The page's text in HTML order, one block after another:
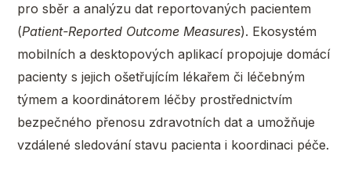
pro sběr a analýzu dat reportovaných pacientem
(Patient-Reported Outcome Measures). Ekosystém
mobilních a desktopových aplikací propojuje domácí
pacienty s jejich ošetřujícím lékařem či léčebným
týmem a koordinátorem léčby prostřednictvím
bezpečného přenosu zdravotních dat a umožňuje
vzdálené sledování stavu pacienta i koordinaci péče.